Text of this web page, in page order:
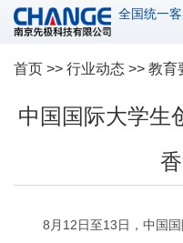
全国统一客
首页 >> 行业动态 >> 教育
中国国际大学生
8月12日至13日，中国国